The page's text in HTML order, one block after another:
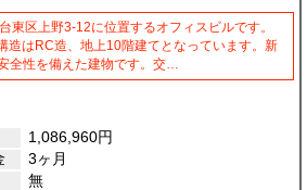
東区上野3-12に位置するオフィスビルです。
造はRC造、地上10階建てとなっています。新
全性を備えた建物です。交…
1,086,960円
3ヶ月
無